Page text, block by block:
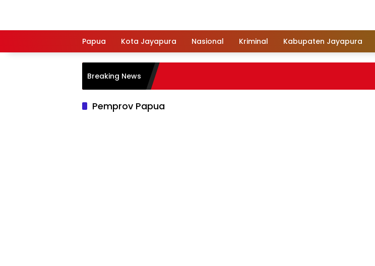
Papua
Kota Jayapura Nasional Kriminal Kabupaten Jayapura
Breaking News
Pemprov Papua